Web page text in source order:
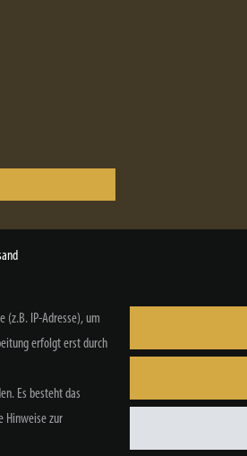
Kontakt
(z.B. IP-Adresse), um
erfolgt erst durch
Es besteht das
Hinweise zur